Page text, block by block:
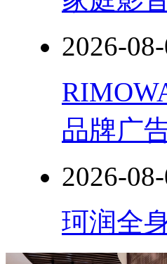
2026-
品牌广
2026-
珂润全